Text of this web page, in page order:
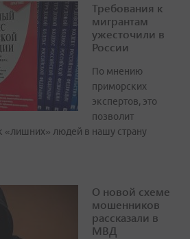
Требования к
мигрантам
ужесточили в
России
По мнению
приморских
экспертов, это
позволит
«лишних» людей в нашу страну
О новой схеме
мошенников
рассказали в
МВД